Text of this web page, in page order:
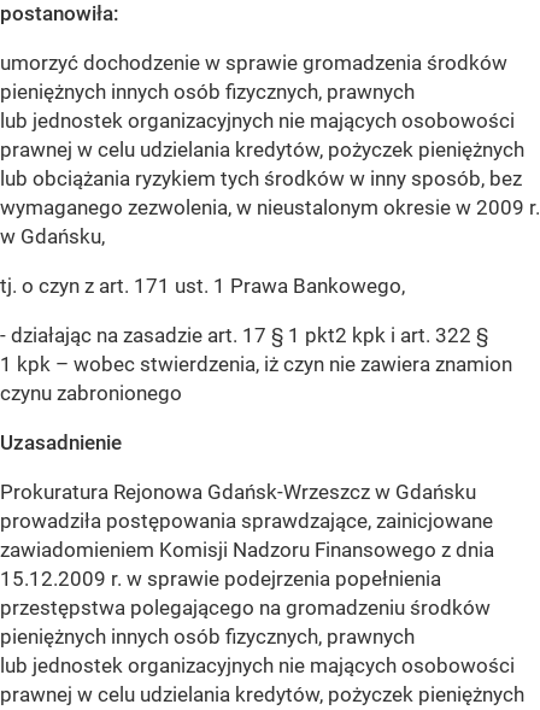
postanowiła:
umorzyć dochodzenie w sprawie gromadzenia środków
pieniężnych innych osób fizycznych, prawnych
lub jednostek organizacyjnych nie mających osobowości
prawnej w celu udzielania kredytów, pożyczek pieniężnych
lub obciążania ryzykiem tych środków w inny sposób, bez
wymaganego zezwolenia, w nieustalonym okresie w 2009 r.
w Gdańsku,
tj. o czyn z art. 171 ust. 1 Prawa Bankowego,
- działając na zasadzie art. 17 § 1 pkt2 kpk i art. 322 §
1 kpk – wobec stwierdzenia, iż czyn nie zawiera znamion
czynu zabronionego
Uzasadnienie
Prokuratura Rejonowa Gdańsk-Wrzeszcz w Gdańsku
prowadziła postępowania sprawdzające, zainicjowane
zawiadomieniem Komisji Nadzoru Finansowego z dnia
15.12.2009 r. w sprawie podejrzenia popełnienia
przestępstwa polegającego na gromadzeniu środków
pieniężnych innych osób fizycznych, prawnych
lub jednostek organizacyjnych nie mających osobowości
prawnej w celu udzielania kredytów, pożyczek pieniężnych